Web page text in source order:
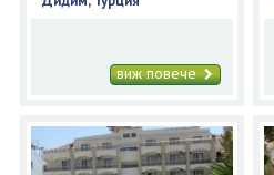
виж повече